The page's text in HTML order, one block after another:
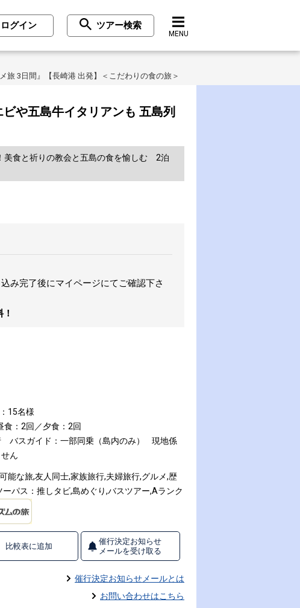
ログイン ツアー検索
MENU
旅 3日間』【長崎港 出発】＜こだわりの食の旅＞
や五島牛イタリアンも 五島列
美食と祈りの教会と五島の食を愉しむ 2泊
み完了後にマイページにてご確認下さ
15名様
食：2回／夕食：2回
バスガイド：一部同乗（島内のみ）
現地係
ん
能な旅,友人同士,家族旅行,夫婦旅行,グルメ,歴
ーパス：推しタビ,島めぐり,バスツアー,Aランク
比較表に追加
催行決定お知らせ
メールを受け取る
催行決定お知らせメールとは
お問い合わせはこちら